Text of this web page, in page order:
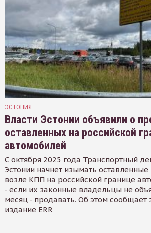
ЭСТОНИЯ
Власти Эстонии объявили о
оставленных на российской
автомобилей
С октября 2025 года Транспортный
Эстонии начнет изымать
возле КПП на российской границе
- если их законные владельцы не
месяц - продавать. Об этом сообщает
издание ERR